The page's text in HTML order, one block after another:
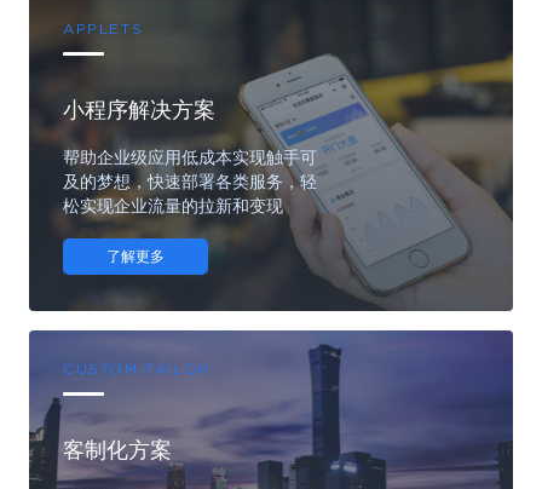
APPLETS
小程序解决方案
帮助企业级应用低成本实现触手可
及的梦想，快速部署各类服务，轻
松实现企业流量的拉新和变现
了解更多
CUSTOM-TAILOR
客制化方案